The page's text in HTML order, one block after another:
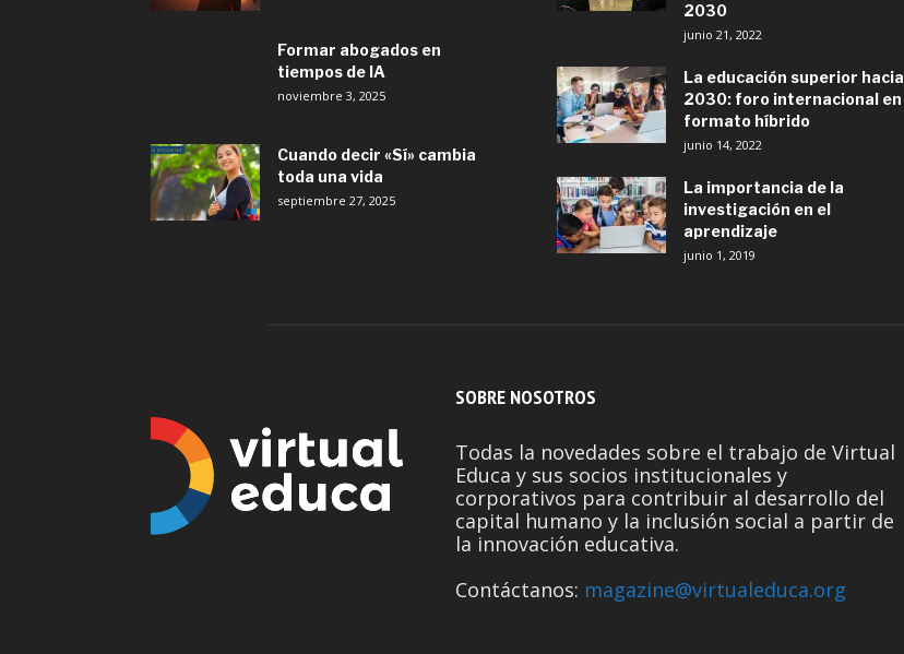
Formar abogados en
tiempos de IA
noviembre 3, 2025
Cuando decir «Sí» cambia
toda una vida
septiembre 27, 2025
2030
junio 21, 2022
La educación superior hacia
2030: foro internacional en
formato híbrido
junio 14, 2022
La importancia de la
investigación en el
aprendizaje
junio 1, 2019
SOBRE NOSOTROS
Todas la novedades sobre el trabajo de Virtual
Educa y sus socios institucionales y
corporativos para contribuir al desarrollo del
capital humano y la inclusión social a partir de
la innovación educativa.
Contáctanos: magazine@virtualeduca.org